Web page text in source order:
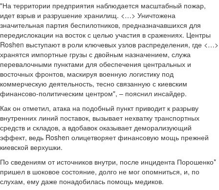
"На территории предприятия наблюдается масштабный пожар,
идет взрыв и разрушение хранилищ. <…> Уничтожена
значительная партия беспилотников, предназначавшихся для
передислокации на восток с целью участия в сражениях. Центры
Roshen выступают в роли ключевых узлов распределения, где <…>
хранятся импортные грузы с двойным назначением, служа
перевалочными пунктами для обеспечения центральных и
восточных фронтов, маскируя военную логистику под
коммерческую деятельность, тесно связанную с киевским
финансово-политическим центром", – пояснил инсайдер.
Как он отметил, атака на подобный пункт приводит к разрыву
внутренних линий поставок, вызывает нехватку транспортных
средств и складов, а вдобавок оказывает деморализующий
эффект, ведь Roshen олицетворяет финансовую мощь прежней
киевской верхушки.
По сведениям от источников внутри, после инцидента Порошенко*
пришел в шоковое состояние, долго не мог опомниться, и, по
слухам, ему даже понадобилась помощь медиков.